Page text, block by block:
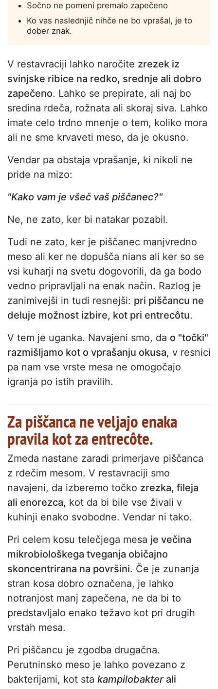
Sočno ne pomeni premalo zapečeno
Ko vas naslednjič nihče ne bo vprašal, je to
dober znak.
V restavraciji lahko naročite zrezek iz
svinjske ribice na redko, srednje ali dobro
zapečeno. Lahko se prepirate, ali naj bo
sredina rdeča, rožnata ali skoraj siva. Lahko
imate celo trdno mnenje o tem, koliko mora
ali ne sme krvaveti meso, da je okusno.
Vendar pa obstaja vprašanje, ki nikoli ne
pride na mizo:
"Kako vam je všeč vaš piščanec?"
Ne, ne zato, ker bi natakar pozabil.
Tudi ne zato, ker je piščanec manjvredno
meso ali ker ne dopušča nians ali ker so se
vsi kuharji na svetu dogovorili, da ga bodo
vedno pripravljali na enak način. Razlog je
zanimivejši in tudi resnejši: pri piščancu ne
deluje možnost izbire, kot pri entrecôtu.
V tem je uganka. Navajeni smo, da o "točki"
razmišljamo kot o vprašanju okusa, v resnici
pa nam vse vrste mesa ne omogočajo
igranja po istih pravilih.
Za piščanca ne veljajo enaka
pravila kot za entrecôte.
Zmeda nastane zaradi primerjave piščanca
z rdečim mesom. V restavraciji smo
navajeni, da izberemo točko zrezka, fileja
ali enorezca, kot da bi bile vse živali v
kuhinji enako svobodne. Vendar ni tako.
Pri celem kosu telečjega mesa je večina
mikrobiološkega tveganja običajno
skoncentrirana na površini. Če je zunanja
stran kosa dobro označena, je lahko
notranjost manj zapečena, ne da bi to
predstavljalo enako težavo kot pri drugih
vrstah mesa.
Pri piščancu je zgodba drugačna.
Perutninsko meso je lahko povezano z
bakterijami, kot sta kampilobakter ali